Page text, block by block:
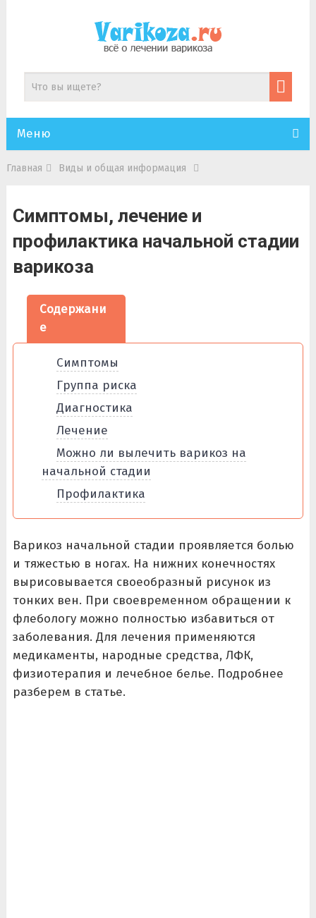
Меню
Главная Виды и общая информация
Симптомы, лечение и
профилактика начальной стадии
варикоза
Содержани
е
Симптомы
Группа риска
Диагностика
Лечение
Можно ли вылечить варикоз на
начальной стадии
Профилактика
Варикоз начальной стадии проявляется болью
и тяжестью в ногах. На нижних конечностях
вырисовывается своеобразный рисунок из
тонких вен. При своевременном обращении к
флебологу можно полностью избавиться от
заболевания. Для лечения применяются
медикаменты, народные средства, ЛФК,
физиотерапия и лечебное белье. Подробнее
разберем в статье.